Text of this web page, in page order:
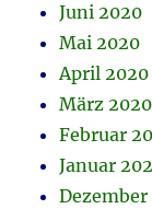
Juni 2020
Mai 2020
April 2020
März 2020
Februar
Januar
Dezember